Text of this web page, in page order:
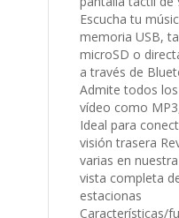
memoria USB,
microSD o
a través de
Admite todos los
vídeo como
Ideal para
visión trasera
varias en
vista completa
estacionas
Características/
FUNCIÓN